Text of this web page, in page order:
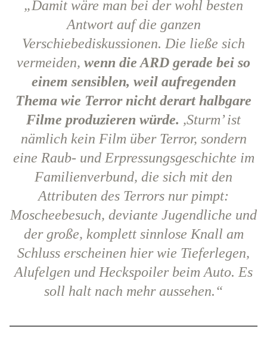
„Damit wäre man bei der wohl besten
Antwort auf die ganzen
Verschiebediskussionen. Die ließe sich
vermeiden, wenn die ARD gerade bei so
einem sensiblen, weil aufregenden
Thema wie Terror nicht derart halbgare
Filme produzieren würde. ,Sturm’ ist
nämlich kein Film über Terror, sondern
eine Raub- und Erpressungsgeschichte im
Familienverbund, die sich mit den
Attributen des Terrors nur pimpt:
Moscheebesuch, deviante Jugendliche und
der große, komplett sinnlose Knall am
Schluss erscheinen hier wie Tieferlegen,
Alufelgen und Heckspoiler beim Auto. Es
soll halt nach mehr aussehen.“